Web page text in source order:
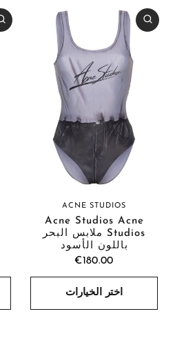
ACNE STUDIOS
Acne Studios Acne
Studios ملابس البحر
باللون الأسود
€180.00
اختر الخيارات